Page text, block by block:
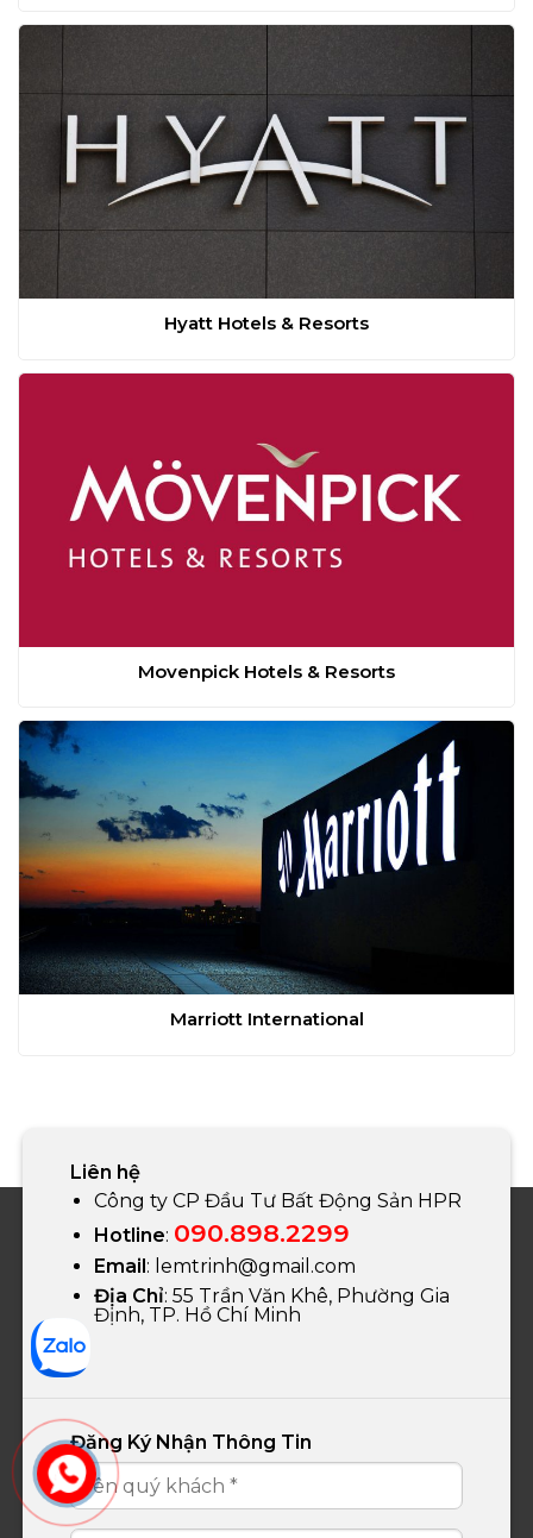
Hyatt Hotels & Resorts
Movenpick Hotels & Resorts
Marriott International
Liên hệ
Công ty CP Đầu Tư Bất Động Sản HPR
Hotline: 090.898.2299
Email: lemtrinh@gmail.com
Địa Chỉ: 55 Trần Văn Khê, Phường Gia
Định, TP. Hồ Chí Minh
Đăng Ký Nhận Thông Tin